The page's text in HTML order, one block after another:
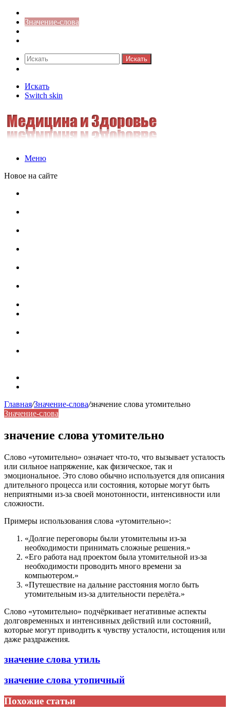
Значение-слова
Искать
Искать
Switch skin
Меню
Новое на сайте
Главная/Значение-слова/значение слова утомительно
Значение-слова
значение слова утомительно
Слово «утомительно» означает что-то, что вызывает усталость
или сильное напряжение, как физическое, так и
эмоциональное. Это слово обычно используется для описания
длительного процесса или состояния, которые могут быть
неприятными из-за своей монотонности, интенсивности или
сложности.
Примеры использования слова «утомительно»:
«Долгие переговоры были утомительны из-за
необходимости принимать сложные решения.»
«Его работа над проектом была утомительной из-за
необходимости проводить много времени за
компьютером.»
«Путешествие на дальние расстояния могло быть
утомительным из-за длительности перелёта.»
Слово «утомительно» подчёркивает негативные аспекты
долговременных и интенсивных действий или состояний,
которые могут приводить к чувству усталости, истощения или
даже раздражения.
значение слова утиль
значение слова утопичный
Похожие статьи